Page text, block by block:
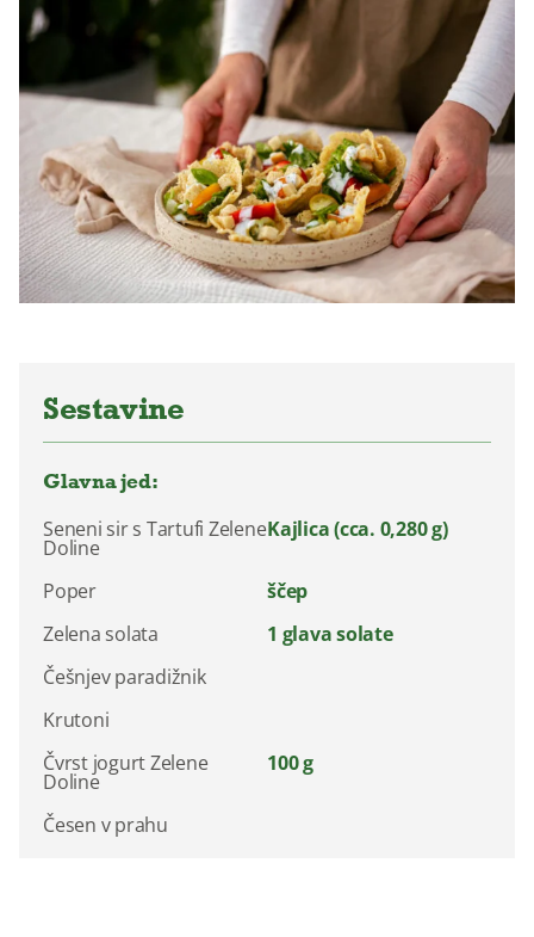
Sestavine
Glavna jed:
Seneni sir s Tartufi Zelene
Doline
Kajlica (cca. 0,280 g)
Poper
ščep
Zelena solata
1 glava solate
Češnjev paradižnik
Krutoni
Čvrst jogurt Zelene
Doline
100 g
Česen v prahu